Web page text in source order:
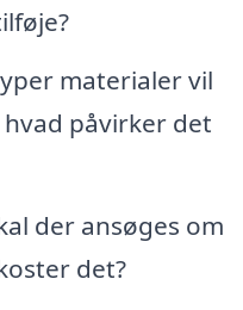
materialer vil
påvirker det
der ansøges om
det?